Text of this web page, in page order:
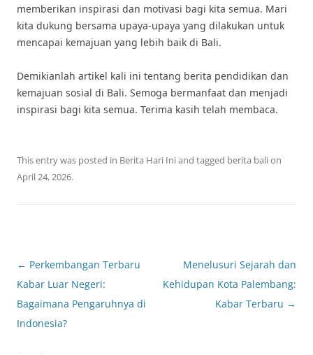
memberikan inspirasi dan motivasi bagi kita semua. Mari
kita dukung bersama upaya-upaya yang dilakukan untuk
mencapai kemajuan yang lebih baik di Bali.
Demikianlah artikel kali ini tentang berita pendidikan dan
kemajuan sosial di Bali. Semoga bermanfaat dan menjadi
inspirasi bagi kita semua. Terima kasih telah membaca.
This entry was posted in Berita Hari Iniand tagged berita balion
April 24, 2026.
Post
navigation
← Perkembangan Terbaru
Kabar Luar Negeri:
Bagaimana Pengaruhnya di
Indonesia?
Menelusuri Sejarah dan
Kehidupan Kota Palembang:
Kabar Terbaru →